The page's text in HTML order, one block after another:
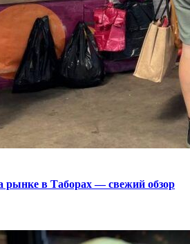
рынке в Таборах — свежий обзор